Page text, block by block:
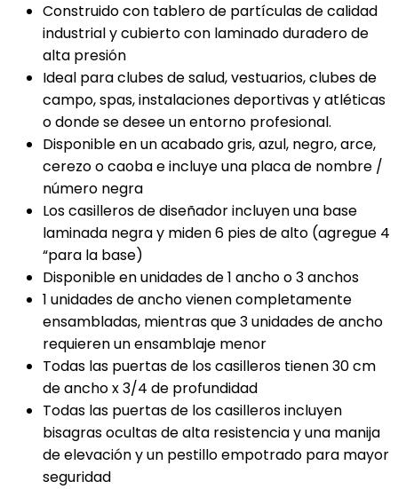
Construido con tablero de partículas de calidad
industrial y cubierto con laminado duradero de
alta presión
Ideal para clubes de salud, vestuarios, clubes de
campo, spas, instalaciones deportivas y atléticas
o donde se desee un entorno profesional.
Disponible en un acabado gris, azul, negro, arce,
cerezo o caoba e incluye una placa de nombre /
número negra
Los casilleros de diseñador incluyen una base
laminada negra y miden 6 pies de alto (agregue 4
“para la base)
Disponible en unidades de 1 ancho o 3 anchos
1 unidades de ancho vienen completamente
ensambladas, mientras que 3 unidades de ancho
requieren un ensamblaje menor
Todas las puertas de los casilleros tienen 30 cm
de ancho x 3/4 de profundidad
Todas las puertas de los casilleros incluyen
bisagras ocultas de alta resistencia y una manija
de elevación y un pestillo empotrado para mayor
seguridad